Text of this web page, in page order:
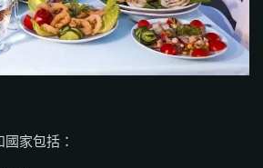
家包括：